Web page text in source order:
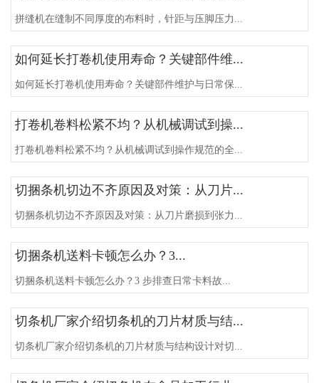
拼缝机在缝制不同厚度的布料时，针距与压脚压力...
如何延长打卷机使用寿命？关键部件维...
如何延长打卷机使用寿命？关键部件维护与日常保...
打卷机卷料松紧不均？从机械调试到操...
打卷机卷料松紧不均？从机械调试到操作规范的全...
切捆条机切边不齐原因及对策：从刀片...
切捆条机切边不齐原因及对策：从刀片磨损到张力...
切捆条机送料卡顿怎么办？3...
切捆条机送料卡顿怎么办？3 步排查日常卡料故...
切条机厂家介绍切条机的刀片材质与结...
切条机厂家介绍切条机的刀片材质与结构设计对切...